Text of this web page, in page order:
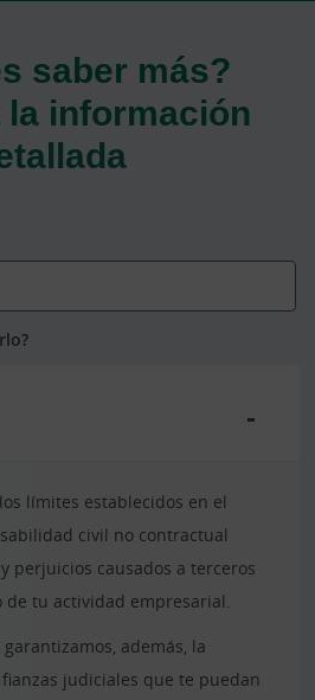
saber más?
información
límites establecidos en el
civil no contractual
perjuicios causados a terceros
de tu actividad empresarial.
además, la
judiciales que te puedan